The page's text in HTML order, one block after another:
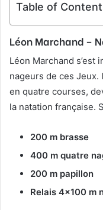
Table of
Léon Marchand –
Léon Marchand s’est
nageurs de ces Jeux.
en quatre courses,
la natation française.
200 m brasse
400 m quatre
200 m papillon
Relais 4×100 m